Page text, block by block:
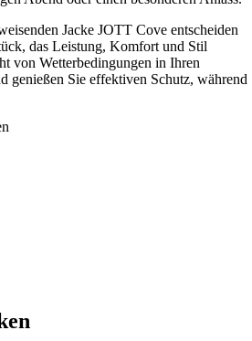
Jacke JOTT Cove entscheiden
das Leistung, Komfort und Stil
von Wetterbedingungen in Ihren
genießen Sie effektiven Schutz, während